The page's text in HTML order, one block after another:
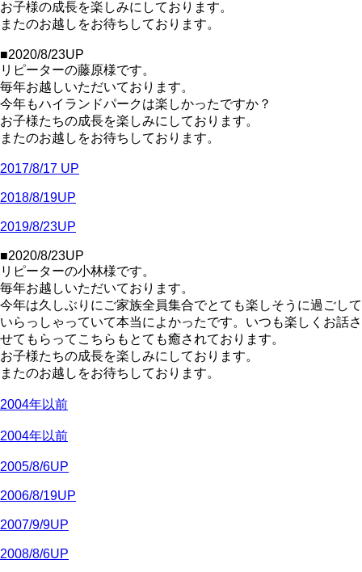
お子様の成長を楽しみにしております。
またのお越しをお待ちしております。
■2020/8/23UP
リピーターの藤原様です。
毎年お越しいただいております。
今年もハイランドパークは楽しかったですか？
お子様たちの成長を楽しみにしております。
またのお越しをお待ちしております。
2017/8/17 UP
2018/8/19UP
2019/8/23UP
■2020/8/23UP
リピーターの小林様です。
毎年お越しいただいております。
今年は久しぶりにご家族全員集合でとても楽しそうに過ごして
いらっしゃっていて本当によかったです。いつも楽しくお話さ
せてもらってこちらもとても癒されております。
お子様たちの成長を楽しみにしております。
またのお越しをお待ちしております。
2004年以前
2004年以前
2005/8/6UP
2006/8/19UP
2007/9/9UP
2008/8/6UP